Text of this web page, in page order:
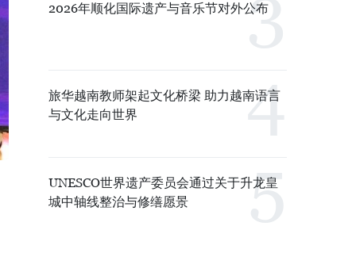
2026年顺化国际遗产与音乐节对外公布
旅华越南教师架起文化桥梁 助力越南语言
与文化走向世界
UNESCO世界遗产委员会通过关于升龙皇
城中轴线整治与修缮愿景